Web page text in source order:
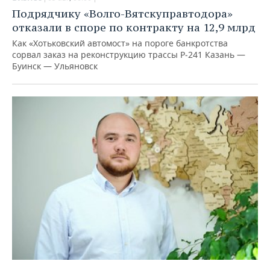
Подрядчику «Волго-Вятскуправтодора»
отказали в споре по контракту на 12,9 млрд
Как «Хотьковский автомост» на пороге банкротства
сорвал заказ на реконструкцию трассы Р‑241 Казань —
Буинск — Ульяновск